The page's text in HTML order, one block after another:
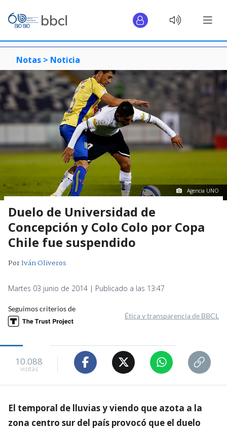
Notas > Noticia
Agencia UNO
Duelo de Universidad de
Concepción y Colo Colo por Copa
Chile fue suspendido
PorIván Oliveros
Martes 03 junio de 2014 | Publicado a las 13:47
Seguimos criterios de
Ética y transparencia de BBCL
10.088
visitas
El temporal de lluvias y viendo que azota a la
zona centro sur del país provocó que el duelo